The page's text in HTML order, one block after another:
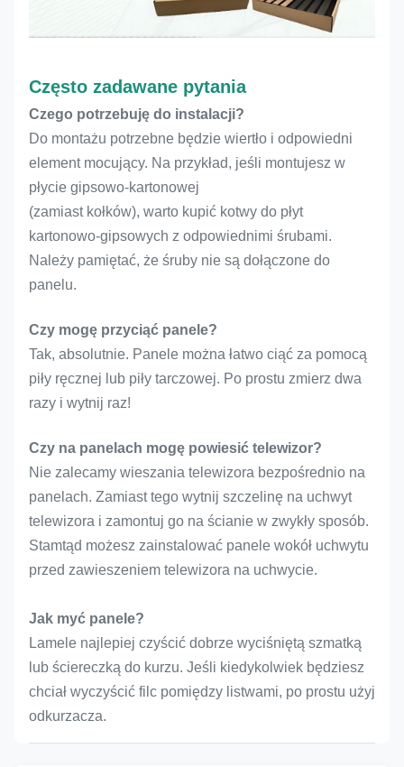
Często zadawane pytania
Czego potrzebuję do instalacji?
Do montażu potrzebne będzie wiertło i odpowiedni
element mocujący. Na przykład, jeśli montujesz w
płycie gipsowo-kartonowej
(zamiast kołków), warto kupić kotwy do płyt
kartonowo-gipsowych z odpowiednimi śrubami.
Należy pamiętać, że śruby nie są dołączone do
panelu.
Czy mogę przyciąć panele?
Tak, absolutnie. Panele można łatwo ciąć za pomocą
piły ręcznej lub piły tarczowej. Po prostu zmierz dwa
razy i wytnij raz!
Czy na panelach mogę powiesić telewizor?
Nie zalecamy wieszania telewizora bezpośrednio na
panelach. Zamiast tego wytnij szczelinę na uchwyt
telewizora i zamontuj go na ścianie w zwykły sposób.
Stamtąd możesz zainstalować panele wokół uchwytu
przed zawieszeniem telewizora na uchwycie.
Jak myć panele?
Lamele najlepiej czyścić dobrze wyciśniętą szmatką
lub ściereczką do kurzu. Jeśli kiedykolwiek będziesz
chciał wyczyścić filc pomiędzy listwami, po prostu użyj
odkurzacza.